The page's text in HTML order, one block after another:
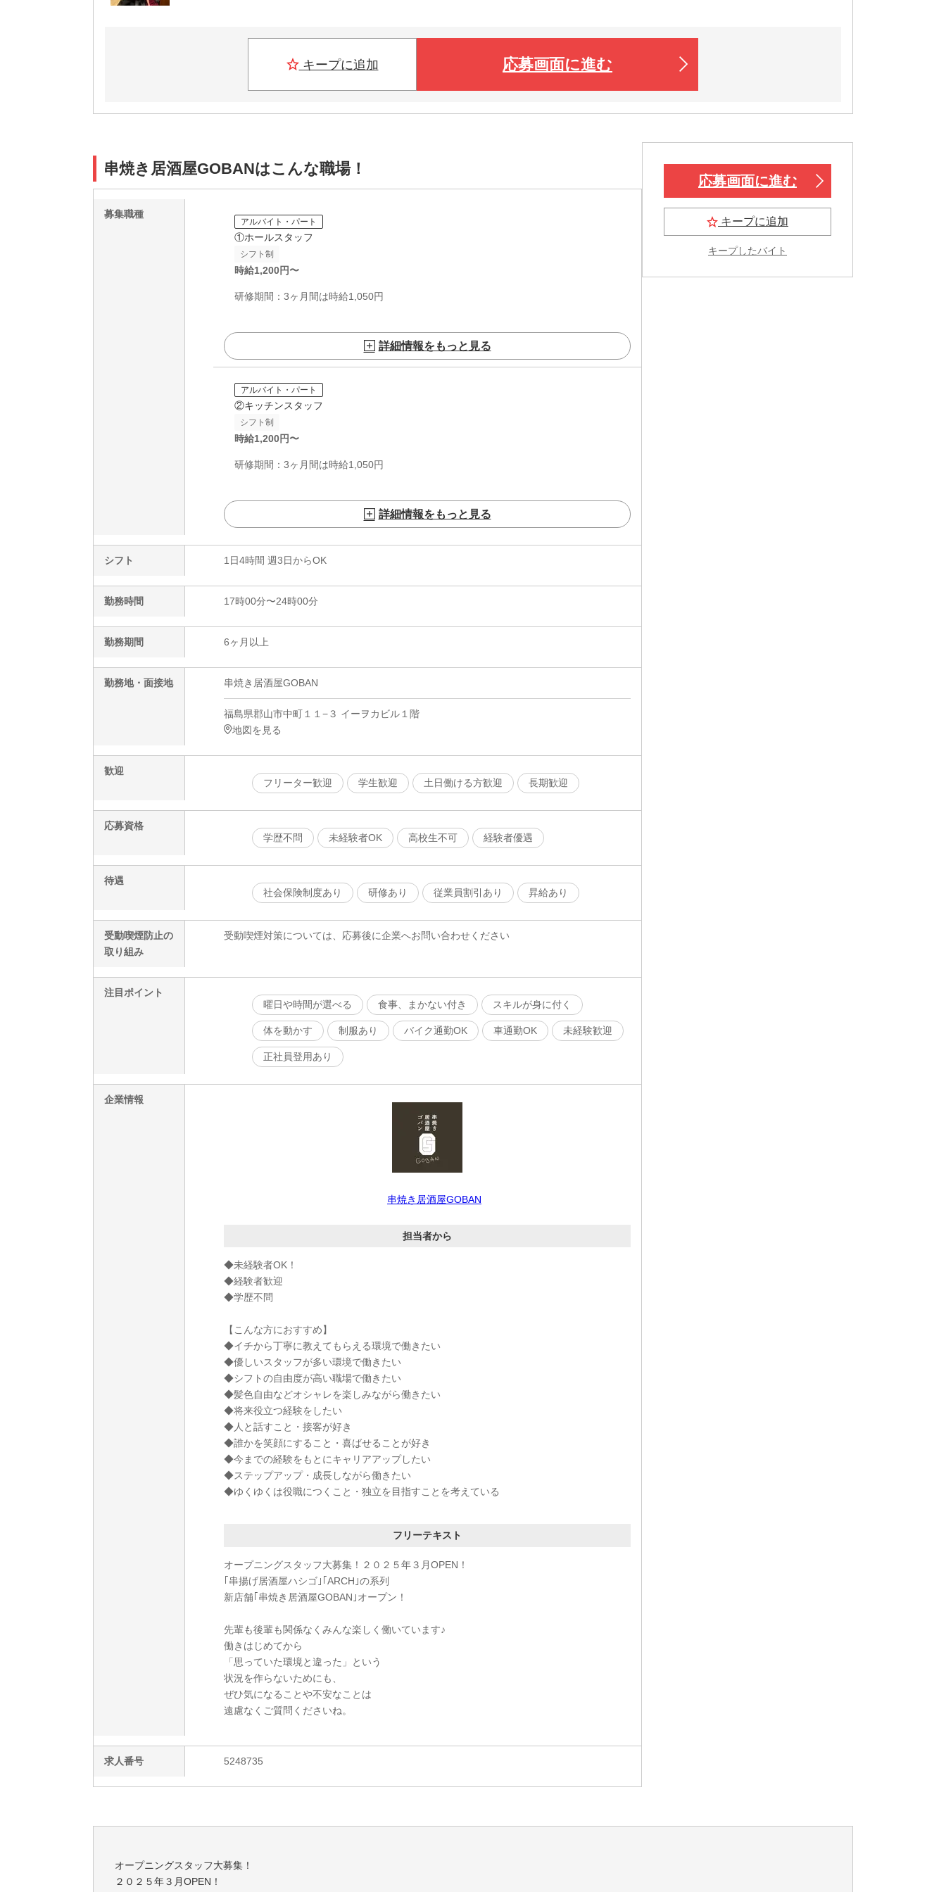
キープに追加 応募画面に進む
串焼き居酒屋GOBANはこんな職場！
募集職種
アルバイト・パート
①ホールスタッフ
シフト制
時給1,200円〜
研修期間：3ヶ月間は時給1,050円
詳細情報をもっと見る
アルバイト・パート
②キッチンスタッフ
シフト制
時給1,200円〜
研修期間：3ヶ月間は時給1,050円
詳細情報をもっと見る
シフト 1日4時間 週3日からOK
勤務時間 17時00分〜24時00分
勤務期間 6ヶ月以上
勤務地・面接地 串焼き居酒屋GOBAN
福島県郡山市中町１１−３ イーヲカビル１階
地図を見る
歓迎
フリーター歓迎
学生歓迎 土日働ける方歓迎 長期歓迎
応募資格
学歴不問
未経験者OK 高校生不可 経験者優遇
待遇
社会保険制度あり
研修あり 従業員割引あり 昇給あり
受動喫煙防止の
取り組み
受動喫煙対策については、応募後に企業へお問い合わせください
注目ポイント
曜日や時間が選べる
食事、まかない付き スキルが身に付く
体を動かす 制服あり バイク通勤OK 車通勤OK 未経験歓迎
正社員登用あり
企業情報
串焼き居酒屋GOBAN
担当者から
◆未経験者OK！
◆経験者歓迎
◆学歴不問
【こんな方におすすめ】
◆イチから丁寧に教えてもらえる環境で働きたい
◆優しいスタッフが多い環境で働きたい
◆シフトの自由度が高い職場で働きたい
◆髪色自由などオシャレを楽しみながら働きたい
◆将来役立つ経験をしたい
◆人と話すこと・接客が好き
◆誰かを笑顔にすること・喜ばせることが好き
◆今までの経験をもとにキャリアアップしたい
◆ステップアップ・成長しながら働きたい
◆ゆくゆくは役職につくこと・独立を目指すことを考えている
フリーテキスト
オープニングスタッフ大募集！２０２５年３月OPEN！
｢串揚げ居酒屋ハシゴ｣｢ARCH｣の系列
新店舗｢串焼き居酒屋GOBAN｣オープン！
先輩も後輩も関係なくみんな楽しく働いています♪
働きはじめてから
「思っていた環境と違った」という
状況を作らないためにも、
ぜひ気になることや不安なことは
遠慮なくご質問くださいね。
求人番号 5248735
応募画面に進む
キープに追加
キープしたバイト
オープニングスタッフ大募集！
２０２５年３月OPEN！